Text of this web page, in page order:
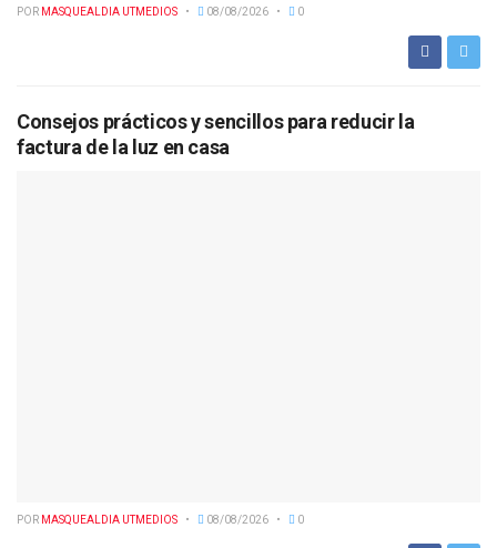
POR MASQUEALDIA UTMEDIOS 08/08/2026 0
Consejos prácticos y sencillos para reducir la
factura de la luz en casa
POR MASQUEALDIA UTMEDIOS 08/08/2026 0